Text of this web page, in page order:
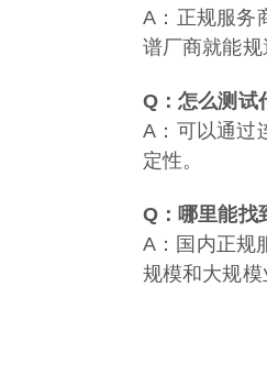
A：正规服务
谱厂商就能规
Q：怎么测试
A：可以通过
定性。
Q：哪里能找
A：国内正规
规模和大规